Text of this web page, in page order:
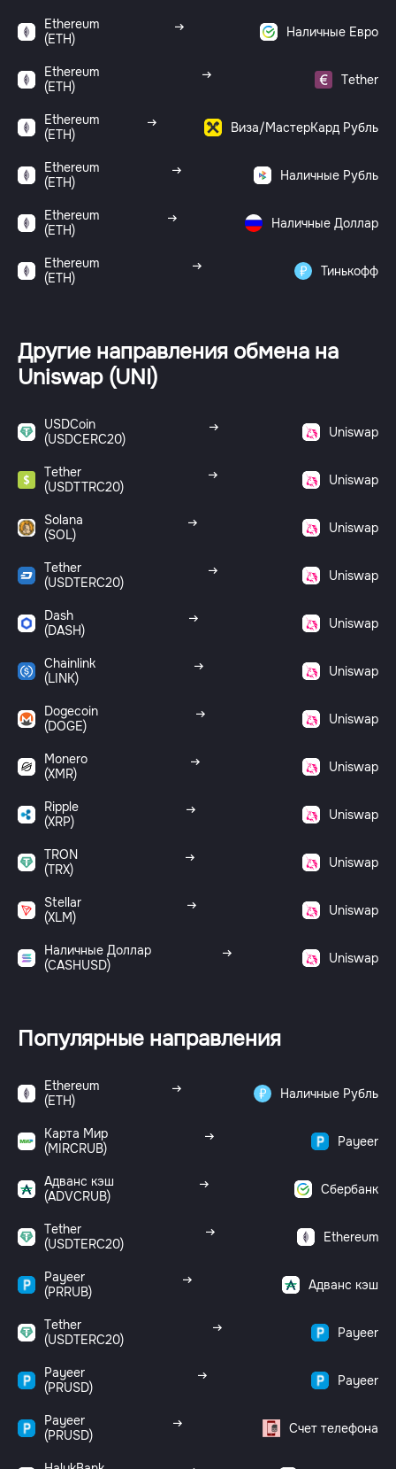
Ethereum
(ETH)
Наличные Евро
Ethereum
(ETH)
Tether
Ethereum
(ETH)
Виза/МастерКард Рубль
Ethereum
(ETH)
Наличные Рубль
Ethereum
(ETH)
Наличные Доллар
Ethereum
(ETH)
Тинькофф
Другие направления обмена на
Uniswap (UNI)
USDCoin
(USDCERC20)
Uniswap
Tether
(USDTTRC20)
Uniswap
Solana
(SOL)
Uniswap
Tether
(USDTERC20)
Uniswap
Dash
(DASH)
Uniswap
Chainlink
(LINK)
Uniswap
Dogecoin
(DOGE)
Uniswap
Monero
(XMR)
Uniswap
Ripple
(XRP)
Uniswap
TRON
(TRX)
Uniswap
Stellar
(XLM)
Uniswap
Наличные Доллар
(CASHUSD)
Uniswap
Популярные направления
Ethereum
(ETH)
Наличные Рубль
Карта Мир
(MIRCRUB)
Payeer
Адванс кэш
(ADVCRUB)
Сбербанк
Tether
(USDTERC20)
Ethereum
Payeer
(PRRUB)
Адванс кэш
Tether
(USDTERC20)
Payeer
Payeer
(PRUSD)
Payeer
Payeer
(PRUSD)
Счет телефона